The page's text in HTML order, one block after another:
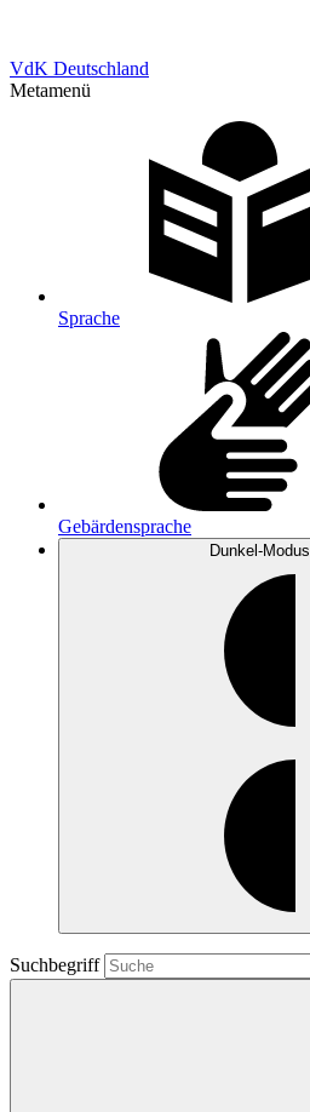
VdK Deutschland
Metamenü
Sprache
Gebärdensprache
Dunkel-Modus
Suchbegriff